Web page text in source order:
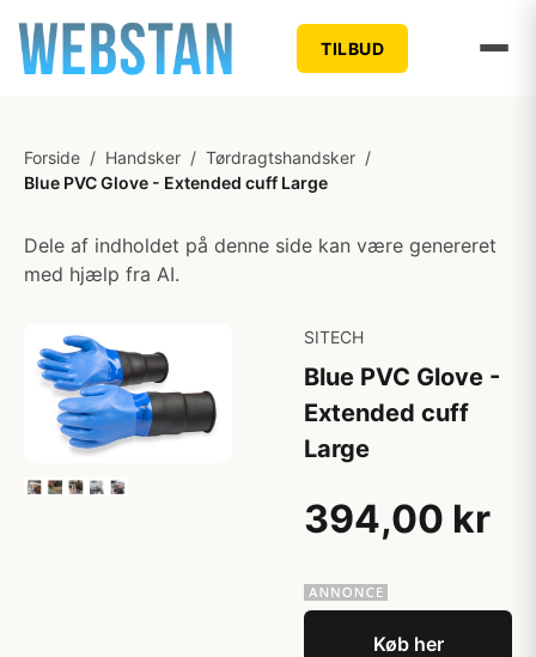
TILBUD
Forside / Handsker / Tørdragtshandsker /
Blue PVC Glove - Extended cuff Large
Dele af indholdet på denne side kan være genereret
med hjælp fra AI.
SITECH
Blue PVC Glove -
Extended cuff
Large
394,00 kr
Køb her